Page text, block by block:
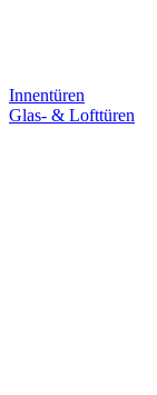
Innentüren
Glas- & Lofttüren